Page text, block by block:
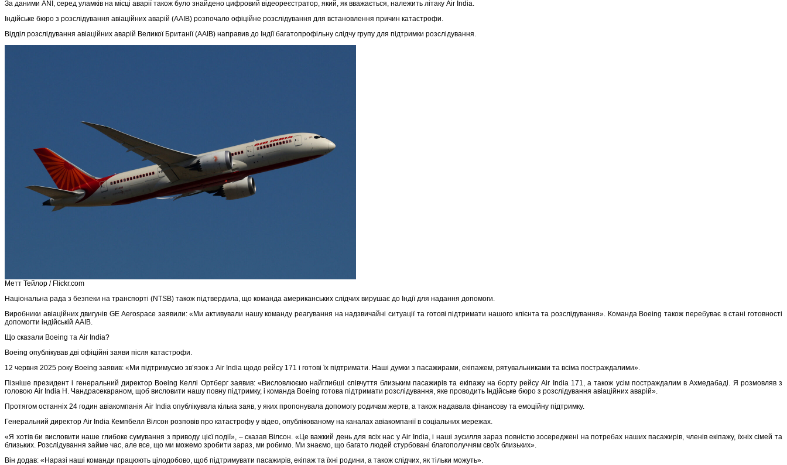
За даними ANI, серед уламків на місці аварії також було знайдено цифровий відеореєстратор, який, як вважається, належить літаку Air India.
Індійське бюро з розслідування авіаційних аварій (AAIB) розпочало офіційне розслідування для встановлення причин катастрофи.
Відділ розслідування авіаційних аварій Великої Британії (AAIB) направив до Індії багатопрофільну слідчу групу для підтримки розслідування.
Метт Тейлор / Flickr.com
Національна рада з безпеки на транспорті (NTSB) також підтвердила, що команда американських слідчих вирушає до Індії для надання допомоги.
Виробники авіаційних двигунів GE Aerospace заявили: «Ми активували нашу команду реагування на надзвичайні ситуації та готові підтримати нашого клієнта та розслідування». Команда Boeing також перебуває в стані готовності
допомогти індійській AAIB.
Що сказали Boeing та Air India?
Boeing опублікував дві офіційні заяви після катастрофи.
12 червня 2025 року Boeing заявив: «Ми підтримуємо зв’язок з Air India щодо рейсу 171 і готові їх підтримати. Наші думки з пасажирами, екіпажем, рятувальниками та всіма постраждалими».
Пізніше президент і генеральний директор Boeing Келлі Ортберг заявив: «Висловлюємо найглибші співчуття близьким пасажирів та екіпажу на борту рейсу Air India 171, а також усім постраждалим в Ахмедабаді. Я розмовляв з
головою Air India Н. Чандрасекараном, щоб висловити нашу повну підтримку, і команда Boeing готова підтримати розслідування, яке проводить Індійське бюро з розслідування авіаційних аварій».
Протягом останніх 24 годин авіакомпанія Air India опублікувала кілька заяв, у яких пропонувала допомогу родичам жертв, а також надавала фінансову та емоційну підтримку.
Генеральний директор Air India Кемпбелл Вілсон розповів про катастрофу у відео, опублікованому на каналах авіакомпанії в соціальних мережах.
«Я хотів би висловити наше глибоке сумування з приводу цієї події», – сказав Вілсон. «Це важкий день для всіх нас у Air India, і наші зусилля зараз повністю зосереджені на потребах наших пасажирів, членів екіпажу, їхніх сімей та
близьких. Розслідування займе час, але все, що ми можемо зробити зараз, ми робимо. Ми знаємо, що багато людей стурбовані благополуччям своїх близьких».
Він додав: «Наразі наші команди працюють цілодобово, щоб підтримувати пасажирів, екіпаж та їхні родини, а також слідчих, як тільки можуть».